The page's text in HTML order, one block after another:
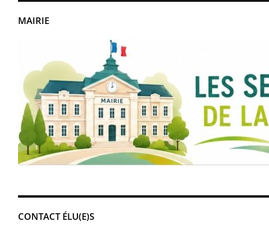
MAIRIE
CONTACT ÉLU(E)S